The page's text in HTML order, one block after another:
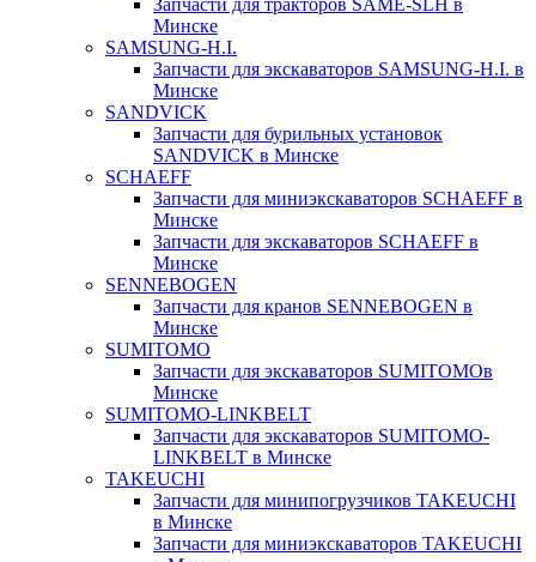
Запчасти для тракторов SAME-SLH в
Минске
SAMSUNG-H.I.
Запчасти для экскаваторов SAMSUNG-H.I. в
Минске
SANDVICK
Запчасти для бурильных установок
SANDVICK в Минске
SCHAEFF
Запчасти для миниэкскаваторов SCHAEFF в
Минске
Запчасти для экскаваторов SCHAEFF в
Минске
SENNEBOGEN
Запчасти для кранов SENNEBOGEN в
Минске
SUMITOMO
Запчасти для экскаваторов SUMITOMOв
Минске
SUMITOMO-LINKBELT
Запчасти для экскаваторов SUMITOMO-
LINKBELT в Минске
TAKEUCHI
Запчасти для минипогрузчиков TAKEUCHI
в Минске
Запчасти для миниэкскаваторов TAKEUCHI